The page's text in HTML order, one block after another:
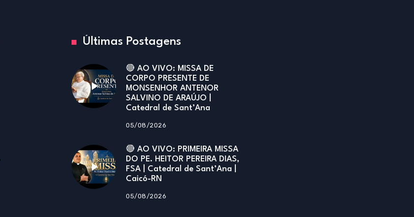
Últimas Postagens
🔴 AO VIVO: MISSA DE
CORPO PRESENTE DE
MONSENHOR ANTENOR
SALVINO DE ARAÚJO |
Catedral de Sant’Ana
05/08/2026
🔴 AO VIVO: PRIMEIRA MISSA
DO PE. HEITOR PEREIRA DIAS,
FSA | Catedral de Sant’Ana |
Caicó-RN
05/08/2026